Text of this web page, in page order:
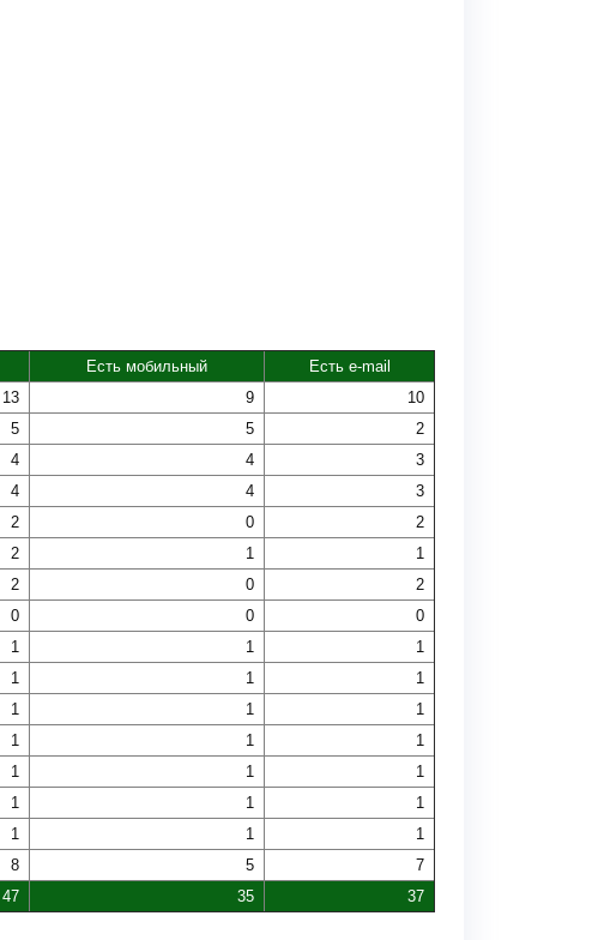
Есть мобильный
Есть e-mail
13 9
10
5 5
2
4 4
3
4 4
3
2 0
2
2 1
1
2 0
2
0 0
0
1 1
1
1 1
1
1 1
1
1 1
1
1 1
1
1 1
1
1 1
1
8 5
7
47 35 37